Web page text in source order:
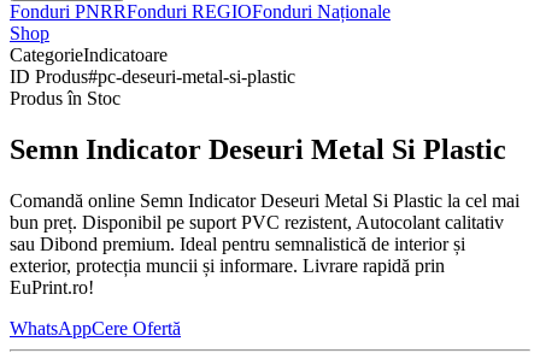
Fonduri PNRRFonduri REGIOFonduri Naționale
Shop
CategorieIndicatoare
ID Produs#pc-deseuri-metal-si-plastic
Produs în Stoc
Semn Indicator Deseuri Metal Si Plastic
Comandă online Semn Indicator Deseuri Metal Si Plastic la cel mai
bun preț. Disponibil pe suport PVC rezistent, Autocolant calitativ
sau Dibond premium. Ideal pentru semnalistică de interior și
exterior, protecția muncii și informare. Livrare rapidă prin
EuPrint.ro!
WhatsAppCere Ofertă